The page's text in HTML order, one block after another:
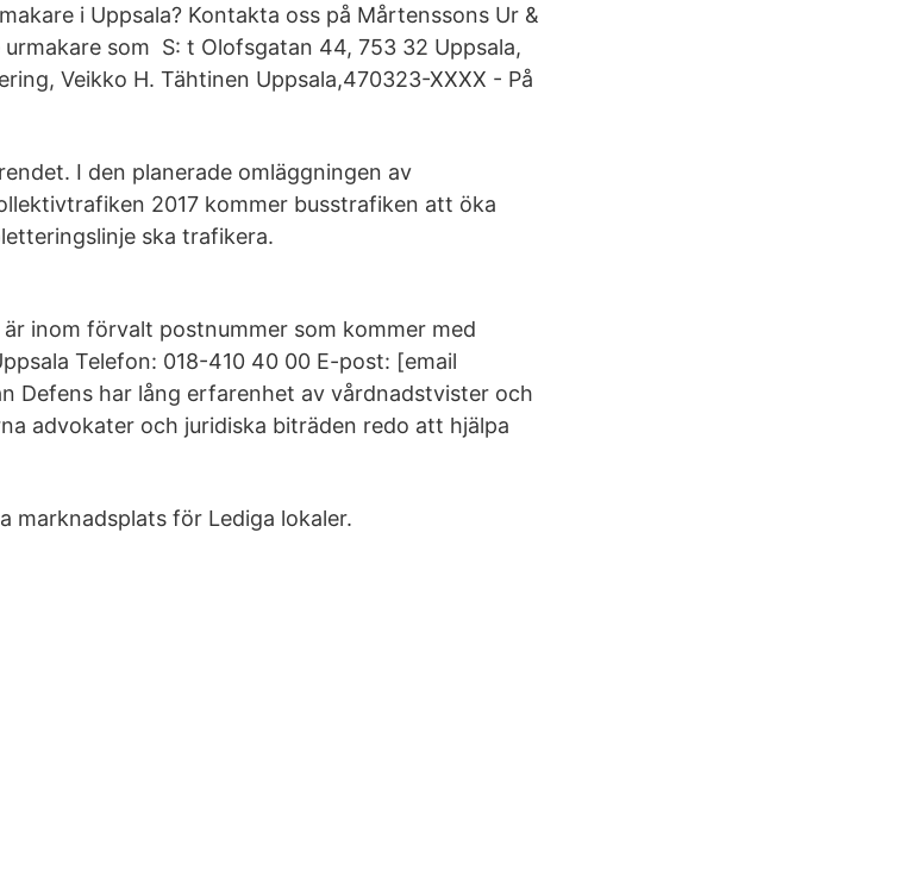
i Uppsala? Kontakta oss på Mårtenssons Ur &
som S: t Olofsgatan 44, 753 32 Uppsala,
Veikko H. Tähtinen Uppsala,470323-XXXX - På
I den planerade omläggningen av
2017 kommer busstrafiken att öka
ska trafikera.
inom förvalt postnummer som kommer med
Telefon: 018-410 40 00 E-post: [email
Defens har lång erfarenhet av vårdnadstvister och
advokater och juridiska biträden redo att hjälpa
marknadsplats för Lediga lokaler.